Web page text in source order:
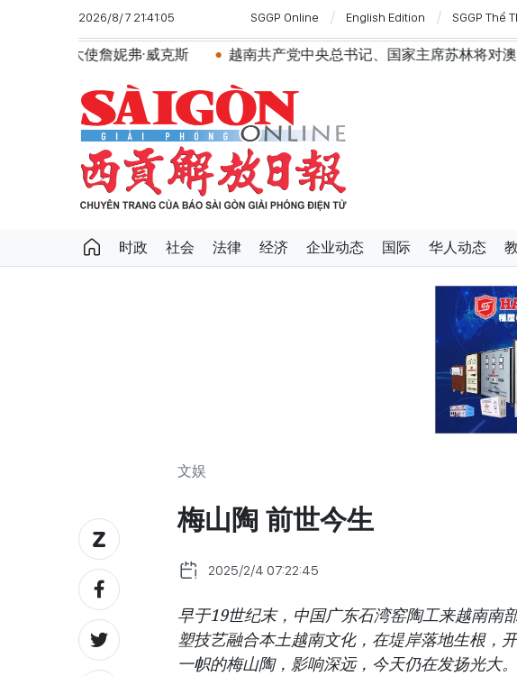
2026/8/7 21:41:05 SGGP Online English Edition SGGP Thể
越南共产党中央总书记、国家主席苏林将对澳大利亚和新西兰进行
时政 社会 法律 经济 企业动态 国际 华人动态
文娱
梅山陶 前世今生
2025/2/4 07:22:45
早于19世纪末，中国广东石湾窑陶工来越南南
塑技艺融合本土越南文化，在堤岸落地生根，
一帜的梅山陶，影响深远，今天仍在发扬光大。